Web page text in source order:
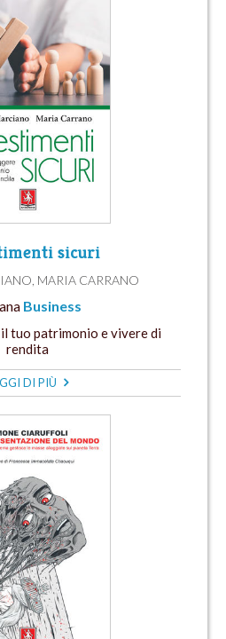
sicuri
MARIA CARRANO
Business
tuo patrimonio e vivere di
rendita
DI PIÙ